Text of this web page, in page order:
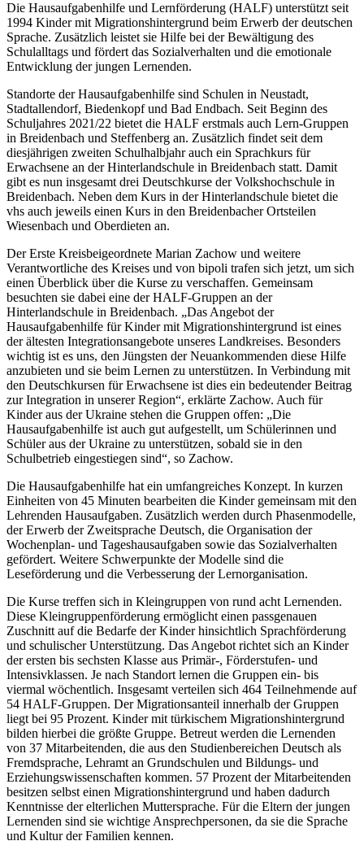
Die Hausaufgabenhilfe und Lernförderung (HALF) unterstützt seit
1994 Kinder mit Migrationshintergrund beim Erwerb der deutschen
Sprache. Zusätzlich leistet sie Hilfe bei der Bewältigung des
Schulalltags und fördert das Sozialverhalten und die emotionale
Entwicklung der jungen Lernenden.
Standorte der Hausaufgabenhilfe sind Schulen in Neustadt,
Stadtallendorf, Biedenkopf und Bad Endbach. Seit Beginn des
Schuljahres 2021/22 bietet die HALF erstmals auch Lern-Gruppen
in Breidenbach und Steffenberg an. Zusätzlich findet seit dem
diesjährigen zweiten Schulhalbjahr auch ein Sprachkurs für
Erwachsene an der Hinterlandschule in Breidenbach statt. Damit
gibt es nun insgesamt drei Deutschkurse der Volkshochschule in
Breidenbach. Neben dem Kurs in der Hinterlandschule bietet die
vhs auch jeweils einen Kurs in den Breidenbacher Ortsteilen
Wiesenbach und Oberdieten an.
Der Erste Kreisbeigeordnete Marian Zachow und weitere
Verantwortliche des Kreises und von bipoli trafen sich jetzt, um sich
einen Überblick über die Kurse zu verschaffen. Gemeinsam
besuchten sie dabei eine der HALF-Gruppen an der
Hinterlandschule in Breidenbach. „Das Angebot der
Hausaufgabenhilfe für Kinder mit Migrationshintergrund ist eines
der ältesten Integrationsangebote unseres Landkreises. Besonders
wichtig ist es uns, den Jüngsten der Neuankommenden diese Hilfe
anzubieten und sie beim Lernen zu unterstützen. In Verbindung mit
den Deutschkursen für Erwachsene ist dies ein bedeutender Beitrag
zur Integration in unserer Region“, erklärte Zachow. Auch für
Kinder aus der Ukraine stehen die Gruppen offen: „Die
Hausaufgabenhilfe ist auch gut aufgestellt, um Schülerinnen und
Schüler aus der Ukraine zu unterstützen, sobald sie in den
Schulbetrieb eingestiegen sind“, so Zachow.
Die Hausaufgabenhilfe hat ein umfangreiches Konzept. In kurzen
Einheiten von 45 Minuten bearbeiten die Kinder gemeinsam mit den
Lehrenden Hausaufgaben. Zusätzlich werden durch Phasenmodelle,
der Erwerb der Zweitsprache Deutsch, die Organisation der
Wochenplan- und Tageshausaufgaben sowie das Sozialverhalten
gefördert. Weitere Schwerpunkte der Modelle sind die
Leseförderung und die Verbesserung der Lernorganisation.
Die Kurse treffen sich in Kleingruppen von rund acht Lernenden.
Diese Kleingruppenförderung ermöglicht einen passgenauen
Zuschnitt auf die Bedarfe der Kinder hinsichtlich Sprachförderung
und schulischer Unterstützung. Das Angebot richtet sich an Kinder
der ersten bis sechsten Klasse aus Primär-, Förderstufen- und
Intensivklassen. Je nach Standort lernen die Gruppen ein- bis
viermal wöchentlich. Insgesamt verteilen sich 464 Teilnehmende auf
54 HALF-Gruppen. Der Migrationsanteil innerhalb der Gruppen
liegt bei 95 Prozent. Kinder mit türkischem Migrationshintergrund
bilden hierbei die größte Gruppe. Betreut werden die Lernenden
von 37 Mitarbeitenden, die aus den Studienbereichen Deutsch als
Fremdsprache, Lehramt an Grundschulen und Bildungs- und
Erziehungswissenschaften kommen. 57 Prozent der Mitarbeitenden
besitzen selbst einen Migrationshintergrund und haben dadurch
Kenntnisse der elterlichen Muttersprache. Für die Eltern der jungen
Lernenden sind sie wichtige Ansprechpersonen, da sie die Sprache
und Kultur der Familien kennen.